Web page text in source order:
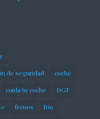
de seguridad coche
cuida tu coche DGT
frenos frío